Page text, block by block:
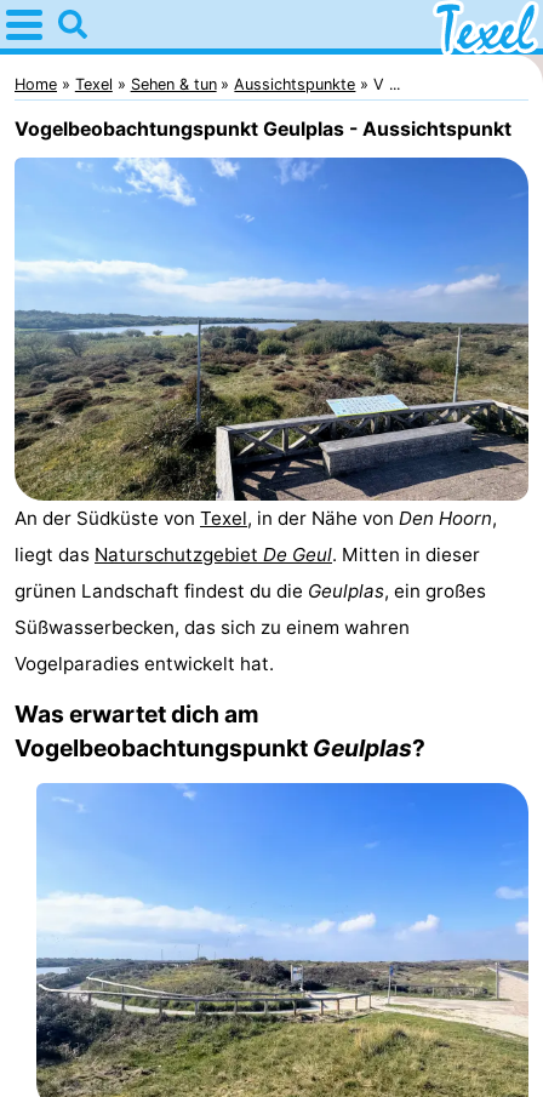
Home
Texel
Tipps
Den
Burg
-
Den
Hoorn
-
De
Cocksdorp
-
De
Koog
-
Oudeschild
De
Waal
-
Oosterend
Natur
Schönste
Aussichtspunkte
Übernachten
Bosch
en
Zee
De
Vlijt
Hoeve
Home Texel Sehen & tun Aussichtspunkte V ...
Vogelbeobachtungspunkt Geulplas - Aussichtspunkt
An der Südküste von Texel, in der Nähe von Den Hoorn,
liegt das Naturschutzgebiet De Geul. Mitten in dieser
grünen Landschaft findest du die Geulplas, ein großes
Süßwasserbecken, das sich zu einem wahren
Vogelparadies entwickelt hat.
Was erwartet dich am
Vogelbeobachtungspunkt Geulplas?